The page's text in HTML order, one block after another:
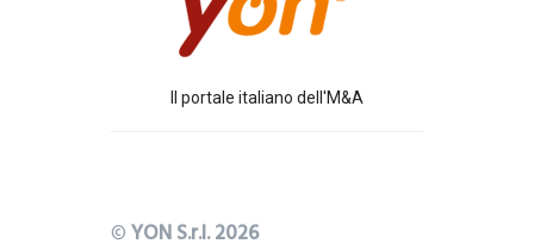
Il portale italiano dell'M&A
©YON S.r.l. 2026